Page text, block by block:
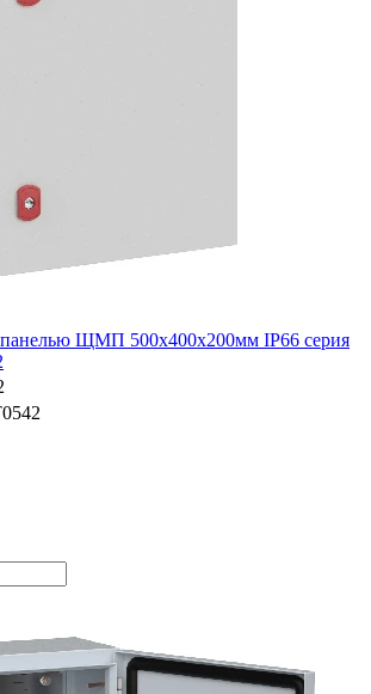
ЩМП 500x400x200мм IP66 серия